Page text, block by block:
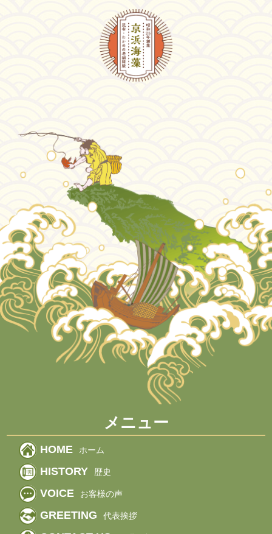
メニュー
HOME ホーム
HISTORY 歴史
VOICE お客様の声
GREETING 代表挨拶